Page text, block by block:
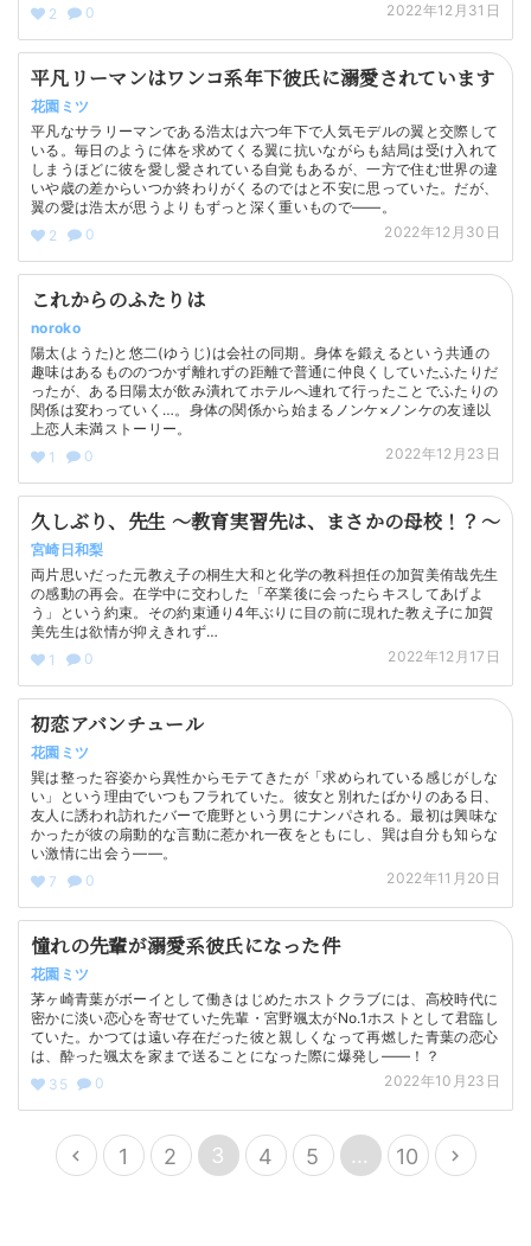
2
0 2022年12月31日
平凡リーマンはワンコ系年下彼氏に溺愛されています
花園ミツ
平凡なサラリーマンである浩太は六つ年下で人気モデルの翼と交際して
いる。毎日のように体を求めてくる翼に抗いながらも結局は受け入れて
しまうほどに彼を愛し愛されている自覚もあるが、一方で住む世界の違
いや歳の差からいつか終わりがくるのではと不安に思っていた。だが、
翼の愛は浩太が思うよりもずっと深く重いもので——。
2
0 2022年12月30日
これからのふたりは
noroko
陽太(ようた)と悠二(ゆうじ)は会社の同期。身体を鍛えるという共通の
趣味はあるもののつかず離れずの距離で普通に仲良くしていたふたりだ
ったが、ある日陽太が飲み潰れてホテルへ連れて行ったことでふたりの
関係は変わっていく…。身体の関係から始まるノンケ×ノンケの友達以
上恋人未満ストーリー。
1
0 2022年12月23日
久しぶり、先生 〜教育実習先は、まさかの母校！？〜
宮崎日和梨
両片思いだった元教え子の桐生大和と化学の教科担任の加賀美侑哉先生
の感動の再会。在学中に交わした「卒業後に会ったらキスしてあげよ
う」という約束。その約束通り4年ぶりに目の前に現れた教え子に加賀
美先生は欲情が抑えきれず…
1
0 2022年12月17日
初恋アバンチュール
花園ミツ
巽は整った容姿から異性からモテてきたが「求められている感じがしな
い」という理由でいつもフラれていた。彼女と別れたばかりのある日、
友人に誘われ訪れたバーで鹿野という男にナンパされる。最初は興味な
かったが彼の扇動的な言動に惹かれ一夜をともにし、巽は自分も知らな
い激情に出会う——。
7
0 2022年11月20日
憧れの先輩が溺愛系彼氏になった件
花園ミツ
茅ヶ崎青葉がボーイとして働きはじめたホストクラブには、高校時代に
密かに淡い恋心を寄せていた先輩・宮野颯太がNo.1ホストとして君臨し
ていた。かつては遠い存在だった彼と親しくなって再燃した青葉の恋心
は、酔った颯太を家まで送ることになった際に爆発し——！？
35
0 2022年10月23日
1 2 3 4 5 … 10